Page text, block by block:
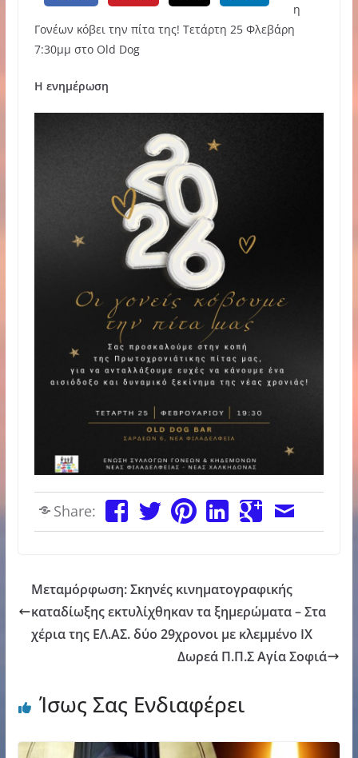
η
Γονέων κόβει την πίτα της! Τετάρτη 25 Φλεβάρη
7:30μμ στο Old Dog
Η ενημέρωση
Share:
Μεταμόρφωση: Σκηνές κινηματογραφικής
καταδίωξης εκτυλίχθηκαν τα ξημερώματα – Στα
χέρια της ΕΛ.ΑΣ. δύο 29χρονοι με κλεμμένο ΙΧ
Δωρεά Π.Π.Σ Αγία Σοφιά
Ίσως Σας Ενδιαφέρει